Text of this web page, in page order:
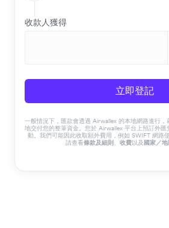
收款人獲得
立即登記
一般情況下，匯款會透過 Airwallex 的本地網路進行
地交付您的整筆資金。您於 Airwallex 平台上預訂外
動。我們可能因此收取額外費用，例如 SWIFT 網路
請查看條款及細則 、 收費以及 國家／